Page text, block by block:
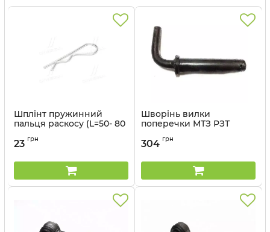
Шплінт пружинний
пальця раскосу (L=50- 80
Артикул:
23 грн
Шворінь вилки
поперечки МТЗ РЗТ
304 грн